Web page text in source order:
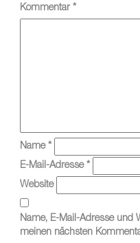
Kommentar *
Name *
E-Mail-Adresse *
Website
Name, E-Mail-Adresse und
meinen nächsten